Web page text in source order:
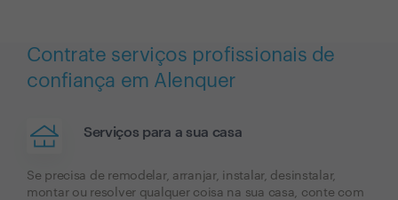
Contrate serviços profissionais de
confiança em Alenquer
Serviços para a sua casa
Se precisa de remodelar, arranjar, instalar, desinstalar,
montar ou resolver qualquer coisa na sua casa, conte com